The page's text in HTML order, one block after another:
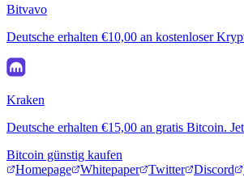
Bitvavo
Deutsche erhalten €10,00 an kostenloser
Kraken
Deutsche erhalten €15,00 an gratis Bitcoin.
Bitcoin günstig kaufen
Homepage
Whitepaper Twitter Discord